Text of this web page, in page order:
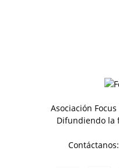
Asociación
Difundiendo la
Contáctanos: